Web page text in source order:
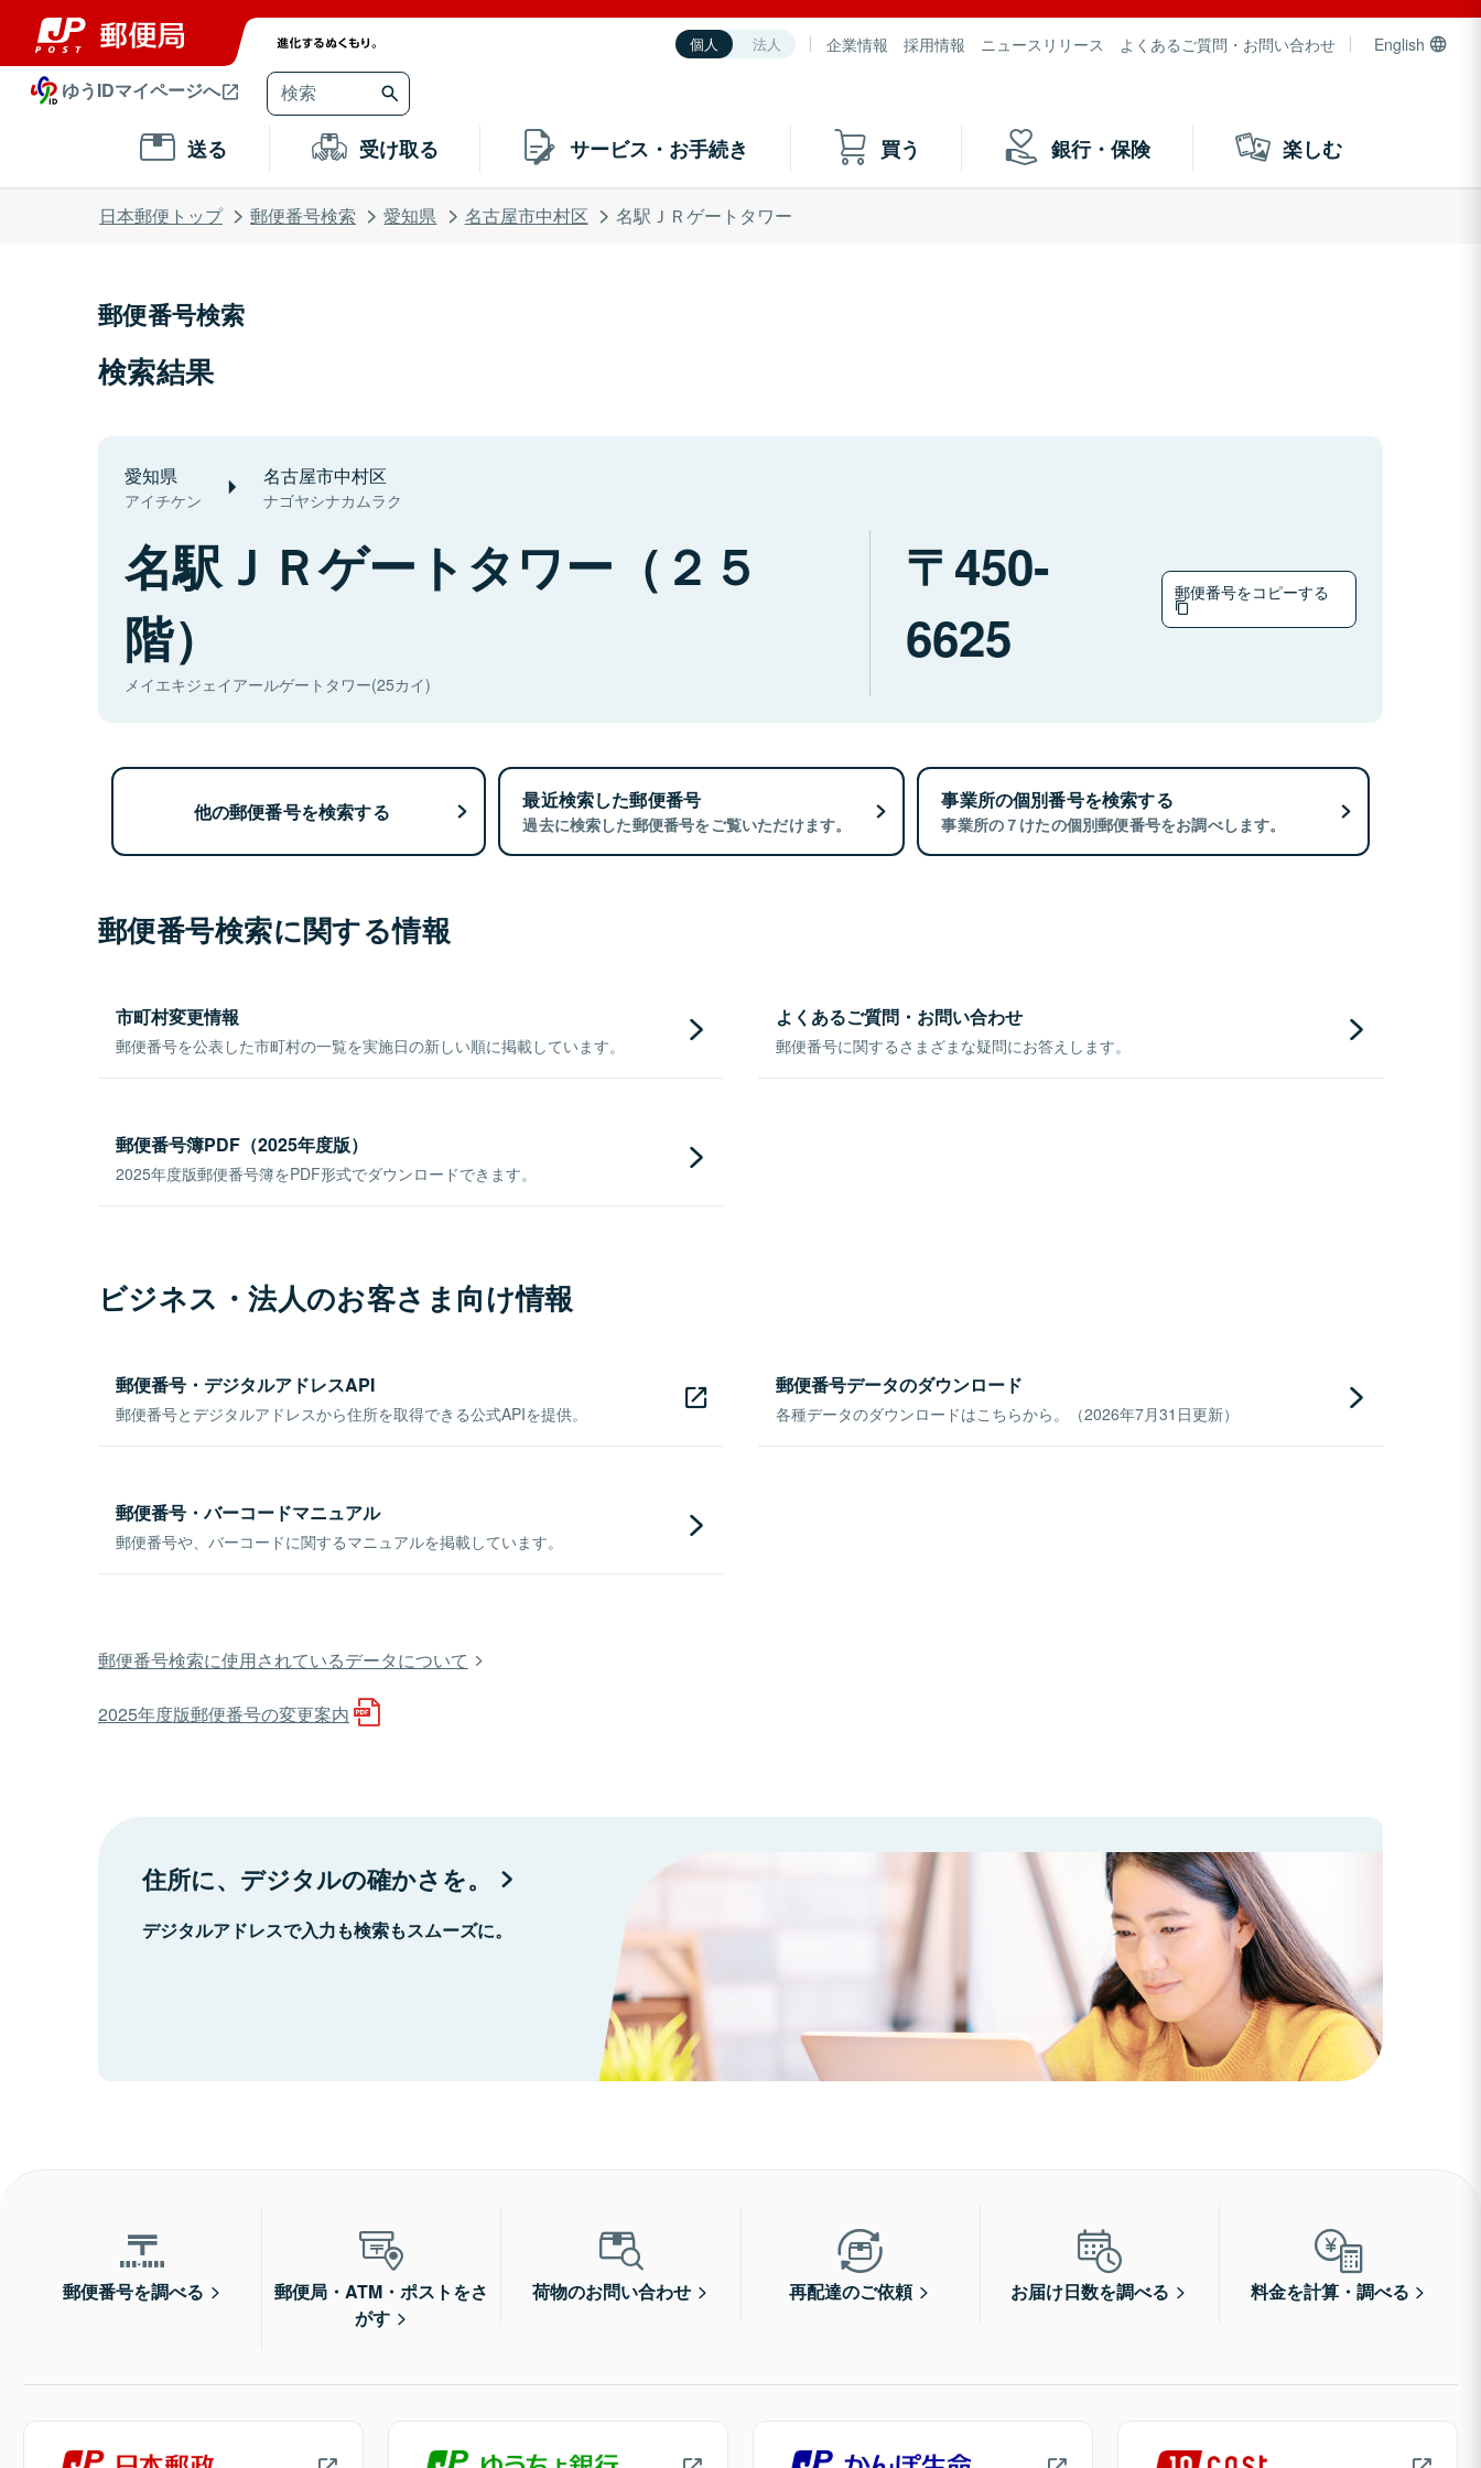
個人 法人 企業情報 採用情報 ニュースリリース よくあるご質問・お問い合わせ English
ゆうIDマイページへ
送る 受け取る サービス・お手続き 買う 銀行・保険 楽しむ
日本郵便トップ 郵便番号検索 愛知県 名古屋市中村区 名駅ＪＲゲートタワー
郵便番号検索
検索結果
愛知県
アイチケン
名古屋市中村区
ナゴヤシナカムラク
名駅ＪＲゲートタワー（２５
階）
メイエキジェイアールゲートタワー(25カイ)
450-
6625
郵便番号をコピーする
他の郵便番号を検索する 最近検索した郵便番号
過去に検索した郵便番号をご覧いただけます。
事業所の個別番号を検索する
事業所の７けたの個別郵便番号をお調べします。
郵便番号検索に関する情報
市町村変更情報
郵便番号を公表した市町村の一覧を実施日の新しい順に掲載しています。
よくあるご質問・お問い合わせ
郵便番号に関するさまざまな疑問にお答えします。
郵便番号簿PDF（2025年度版）
2025年度版郵便番号簿をPDF形式でダウンロードできます。
ビジネス・法人のお客さま向け情報
郵便番号・デジタルアドレスAPI
郵便番号とデジタルアドレスから住所を取得できる公式APIを提供。
郵便番号データのダウンロード
各種データのダウンロードはこちらから。（2026年7月31日更新）
郵便番号・バーコードマニュアル
郵便番号や、バーコードに関するマニュアルを掲載しています。
郵便番号検索に使用されているデータについて
2025年度版郵便番号の変更案内
住所に、デジタルの確かさを。
デジタルアドレスで入力も検索もスムーズに。
郵便番号を調べる
郵便局・ATM・ポストをさ
がす
荷物のお問い合わせ 再配達のご依頼 お届け日数を調べる 料金を計算・調べる